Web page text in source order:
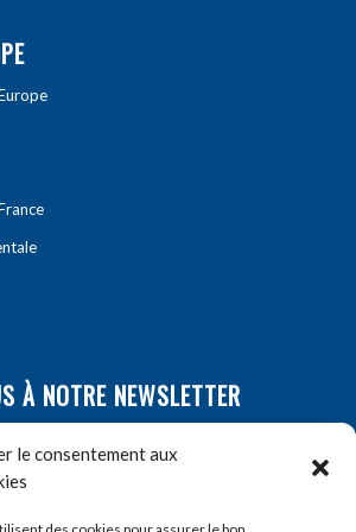
le consentement aux
À NOTRE NEWSLETTER